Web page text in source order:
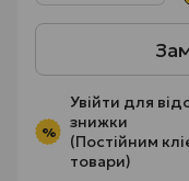
%
Увійти для
знижки
(Постійним
товари)